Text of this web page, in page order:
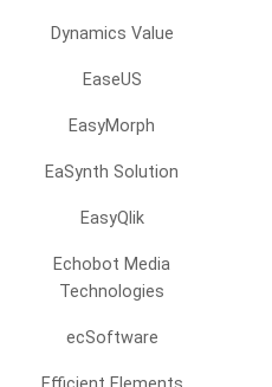
Dynamics Value
EaseUS
EasyMorph
EaSynth Solution
EasyQlik
Echobot Media
Technologies
ecSoftware